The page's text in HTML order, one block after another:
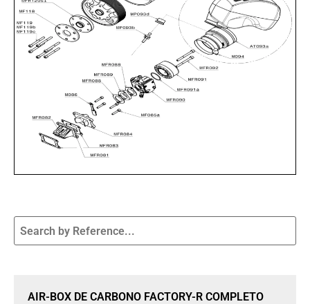
Sale 15% Off
AIR-BOX DE CARBONO FACTORY-R COMPLETO